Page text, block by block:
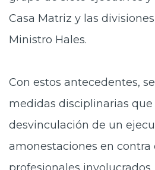
Casa Matriz y las
Ministro Hales.
Con estos antecedentes,
medidas disciplinarias que
desvinculación de un
amonestaciones en contra